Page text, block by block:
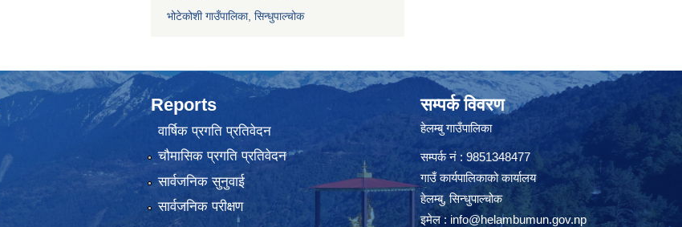
भोटेकोशी गाउँपालिका, सिन्धुपाल्चोक
Reports
वार्षिक प्रगति प्रतिवेदन
चौमासिक प्रगति प्रतिवेदन
सार्वजनिक सुनुवाई
सार्वजनिक परीक्षण
सम्पर्क विवरण
हेलम्बु गाउँपालिका
सम्पर्क नं : 9851348477
गाउँ कार्यपालिकाको कार्यालय
हेलम्बु, सिन्धुपाल्चोक
इमेल : info@helambumun.gov.np